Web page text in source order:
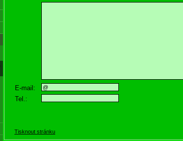
E-mail:
Tel.:
Tisknout stránku